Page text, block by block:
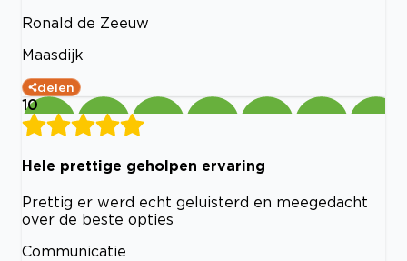
Ronald de Zeeuw
Maasdijk
delen
10
Hele prettige geholpen ervaring
Prettig er werd echt geluisterd en meegedacht
over de beste opties
Communicatie